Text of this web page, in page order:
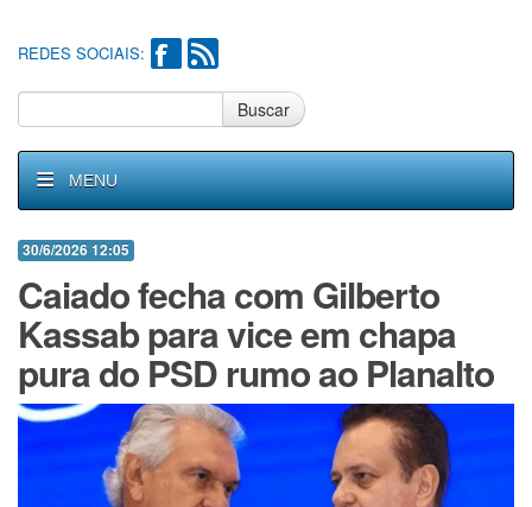
REDES SOCIAIS:
Buscar
MENU
30/6/2026 12:05
Caiado fecha com Gilberto
Kassab para vice em chapa
pura do PSD rumo ao Planalto